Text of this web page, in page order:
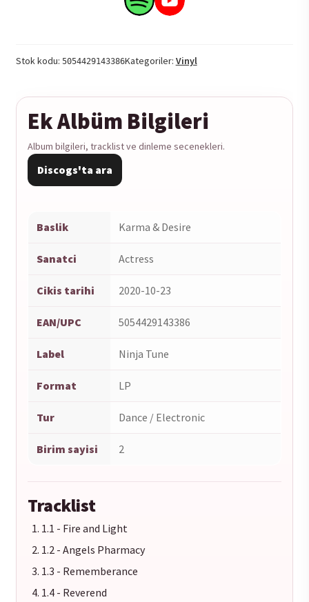
Search
on
Search
on
Stok kodu: 5054429143386Kategoriler: Vinyl
Ek Albüm Bilgileri
Album bilgileri, tracklist ve dinleme secenekleri.
Discogs'ta ara
Baslik Karma & Desire
Sanatci Actress
Cikis tarihi 2020-10-23
EAN/UPC 5054429143386
Label Ninja Tune
Format LP
Tur Dance / Electronic
Birim sayisi 2
Tracklist
1.1 - Fire and Light
1.2 - Angels Pharmacy
1.3 - Rememberance
1.4 - Reverend